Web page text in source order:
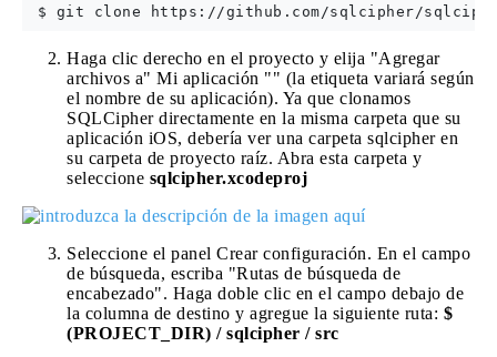
Haga clic derecho en el proyecto y elija "Agregar
archivos a" Mi aplicación "" (la etiqueta variará según
el nombre de su aplicación). Ya que clonamos
SQLCipher directamente en la misma carpeta que su
aplicación iOS, debería ver una carpeta sqlcipher en
su carpeta de proyecto raíz. Abra esta carpeta y
seleccione sqlcipher.xcodeproj
Seleccione el panel Crear configuración. En el campo
de búsqueda, escriba "Rutas de búsqueda de
encabezado". Haga doble clic en el campo debajo de
la columna de destino y agregue la siguiente ruta: $
(PROJECT_DIR) / sqlcipher / src